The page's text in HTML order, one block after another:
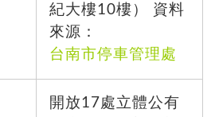
紀大樓10樓） 資料
來源：
台南市停車管理處
開放17處立體公有